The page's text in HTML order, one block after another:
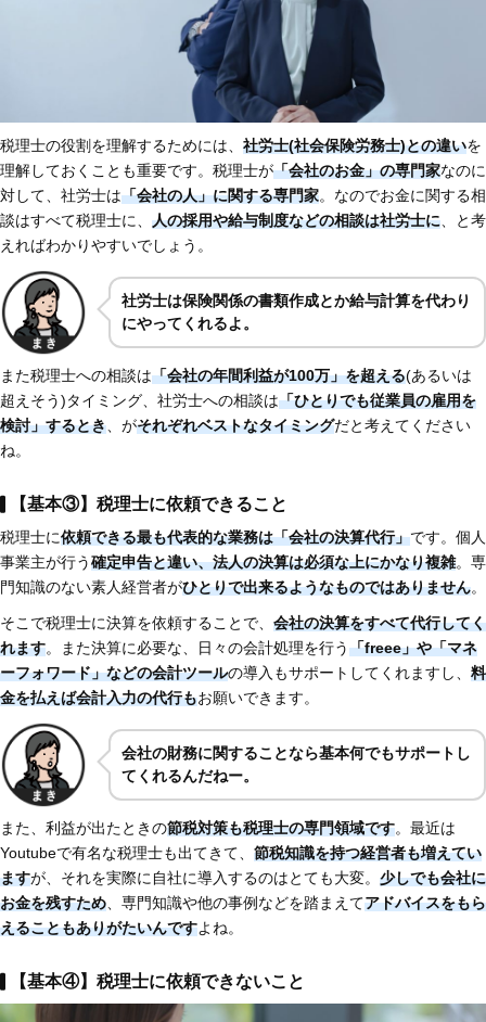
税理士の役割を理解するためには、 社労士(社会保険労務士)との違いを
理解しておくことも重要です。税理士が「会社のお金」の専門家なのに
対して、社労士は「会社の人」に関する専門家。なのでお金に関する相
談はすべて税理士に、 人の採用や給与制度などの相談は社労士に、と考
えればわかりやすいでしょう。
社労士は保険関係の書類作成とか給与計算を代わり
にやってくれるよ。
また税理士への相談は「会社の年間利益が100万」を超える(あるいは
超えそう)タイミング、社労士への相談は「ひとりでも従業員の雇用を
検討」するとき、がそれぞれベストなタイミングだと考えてください
ね。
【基本③】税理士に依頼できること
税理士に依頼できる最も代表的な業務は「会社の決算代行」です。個人
事業主が行う確定申告と違い、法人の決算は必須な上にかなり複雑。専
門知識のない素人経営者がひとりで出来るようなものではありません。
そこで税理士に決算を依頼することで、 会社の決算をすべて代行してく
れます。また決算に必要な、日々の会計処理を行う「freee」や「マネ
ーフォワード」などの会計ツールの導入もサポートしてくれますし、 料
金を払えば会計入力の代行もお願いできます。
会社の財務に関することなら基本何でもサポートし
てくれるんだねー。
また、利益が出たときの節税対策も税理士の専門領域です。最近は
Youtubeで有名な税理士も出てきて、 節税知識を持つ経営者も増えてい
ますが、それを実際に自社に導入するのはとても大変。 少しでも会社に
お金を残すため、専門知識や他の事例などを踏まえてアドバイスをもら
えることもありがたいんですよね。
【基本④】税理士に依頼できないこと